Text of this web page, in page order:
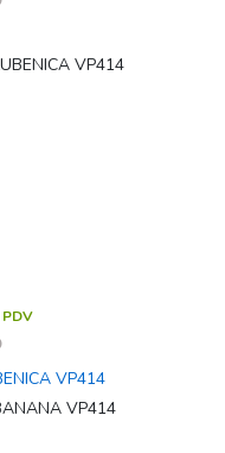
VP414